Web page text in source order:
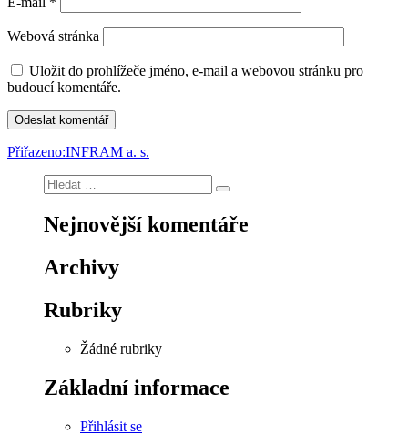
Webová stránka
Uložit do prohlížeče jméno, e-mail a webovou stránku pro
budoucí komentáře.
Navigace
Přiřazeno:INFRAM a. s.
Hledat:
Hledání
Nejnovější komentáře
Archivy
Rubriky
Žádné rubriky
Základní informace
Přihlásit se